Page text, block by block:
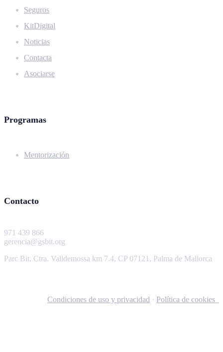
Seguros
KitDigital
Noticias
Contacta
Asociarse
Programas
Mentorización
Contacto
971 439 866
gerencia@gsbit.org
Parc Bit, Ctra. Valldemossa km 7.4, CP 07121, Palma de Mallorca
Condiciones de uso y privacidad · Política de cookies